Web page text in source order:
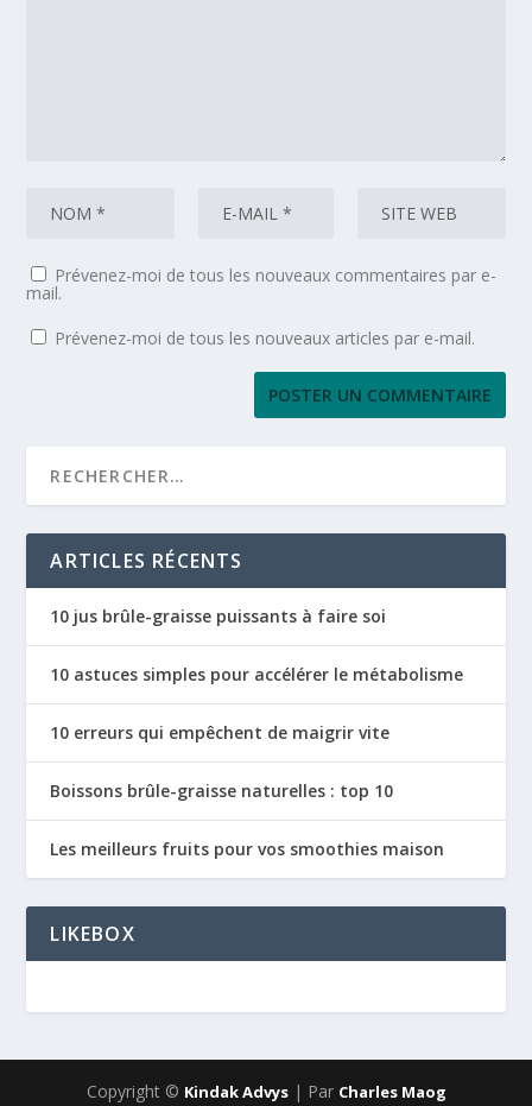
Prévenez-moi de tous les nouveaux commentaires par e-
mail.
Prévenez-moi de tous les nouveaux articles par e-mail.
ARTICLES RÉCENTS
10 jus brûle-graisse puissants à faire soi
10 astuces simples pour accélérer le métabolisme
10 erreurs qui empêchent de maigrir vite
Boissons brûle-graisse naturelles : top 10
Les meilleurs fruits pour vos smoothies maison
LIKEBOX
Copyright © Kindak Advys| Par Charles Maog